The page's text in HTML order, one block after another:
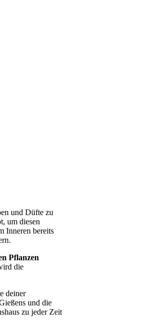
und Düfte zu
um diesen
Inneren bereits
Pflanzen
die
deiner
und die
zu jeder Zeit